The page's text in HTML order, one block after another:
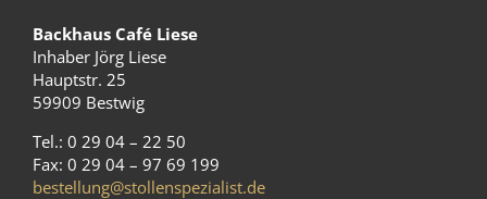
Backhaus Café Liese
Inhaber Jörg Liese
Hauptstr. 25
59909 Bestwig
Tel.: 0 29 04 – 22 50
Fax: 0 29 04 – 97 69 199
bestellung@stollenspezialist.de